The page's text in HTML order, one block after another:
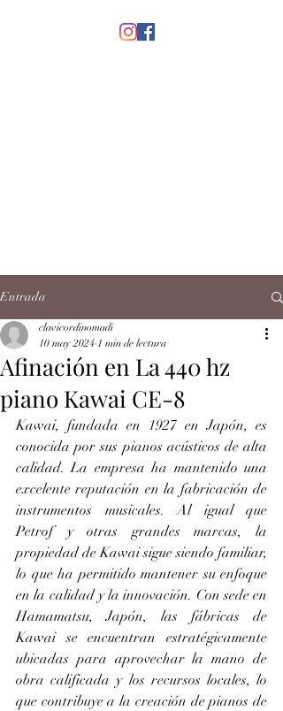
Entrada
Afinación en La 440 hz
piano Kawai CE-8
clavicordinomadi
10 may 2024 1 min de lectura
Kawai, fundada en 1927 en Japón, es
conocida por sus pianos acústicos de alta
calidad. La empresa ha mantenido una
excelente reputación en la fabricación de
instrumentos musicales. Al igual que
Petrof y otras grandes marcas, la
propiedad de Kawai sigue siendo familiar,
lo que ha permitido mantener su enfoque
en la calidad y la innovación. Con sede en
Hamamatsu, Japón, las fábricas de
Kawai se encuentran estratégicamente
ubicadas para aprovechar la mano de
obra calificada y los recursos locales, lo
que contribuye a la creación de pianos de